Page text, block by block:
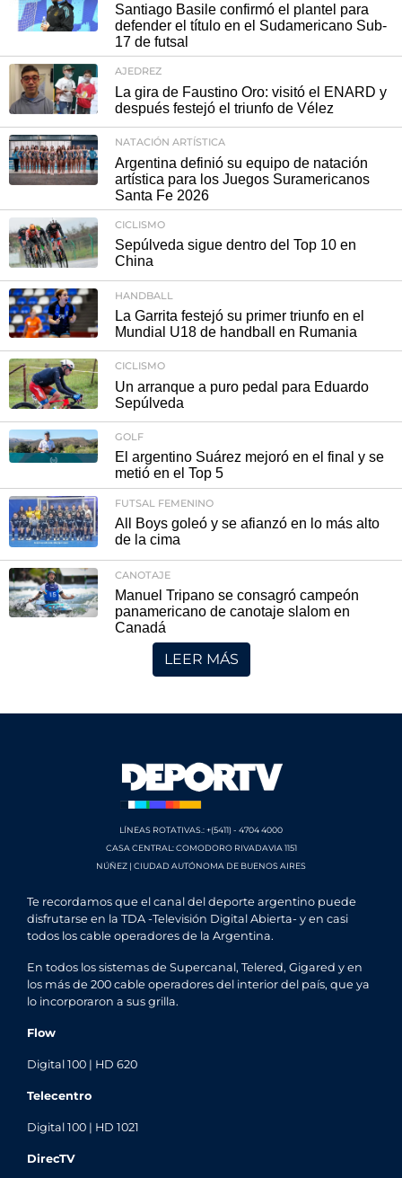
Santiago Basile confirmó el plantel para
defender el título en el Sudamericano Sub-
17 de futsal
AJEDREZ
La gira de Faustino Oro: visitó el ENARD y
después festejó el triunfo de Vélez
NATACIÓN ARTÍSTICA
Argentina definió su equipo de natación
artística para los Juegos Suramericanos
Santa Fe 2026
CICLISMO
Sepúlveda sigue dentro del Top 10 en
China
HANDBALL
La Garrita festejó su primer triunfo en el
Mundial U18 de handball en Rumania
CICLISMO
Un arranque a puro pedal para Eduardo
Sepúlveda
GOLF
El argentino Suárez mejoró en el final y se
metió en el Top 5
FUTSAL FEMENINO
All Boys goleó y se afianzó en lo más alto
de la cima
CANOTAJE
Manuel Tripano se consagró campeón
panamericano de canotaje slalom en
Canadá
LEER MÁS
LÍNEAS ROTATIVAS.: +(5411) - 4704 4000
CASA CENTRAL: COMODORO RIVADAVIA 1151
NÚÑEZ | CIUDAD AUTÓNOMA DE BUENOS AIRES
Te recordamos que el canal del deporte argentino puede
disfrutarse en la TDA -Televisión Digital Abierta- y en casi
todos los cable operadores de la Argentina.
En todos los sistemas de Supercanal, Telered, Gigared y en
los más de 200 cable operadores del interior del país, que ya
lo incorporaron a sus grilla.
Flow
Digital 100 | HD 620
Telecentro
Digital 100 | HD 1021
DirecTV